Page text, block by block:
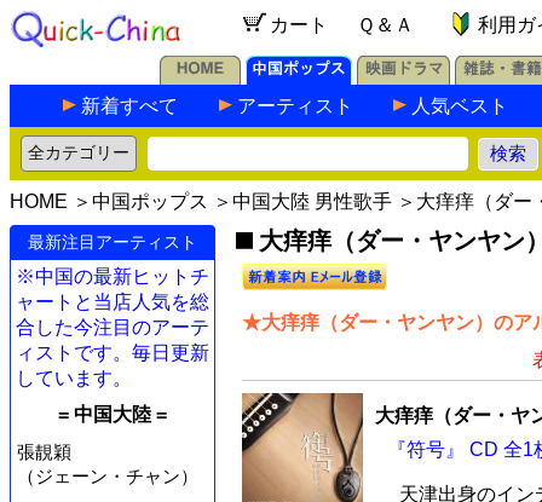
カート Ｑ＆Ａ 利用ガ
新着すべて アーティスト 人気ベスト
HOME ＞ 中国ポップス ＞ 中国大陸 男性歌手 ＞大痒痒（ダー
最新注目アーティスト
※中国の最新ヒットチ
ャートと当店人気を総
合した今注目のアーテ
ィストです。毎日更新
しています。
= 中国大陸 =
張靚穎
（ジェーン・チャン）
大痒痒（ダー・ヤンヤン
★大痒痒（ダー・ヤンヤン）のア
大痒痒（ダー・ヤ
『符号』 CD 全1
天津出身のイン